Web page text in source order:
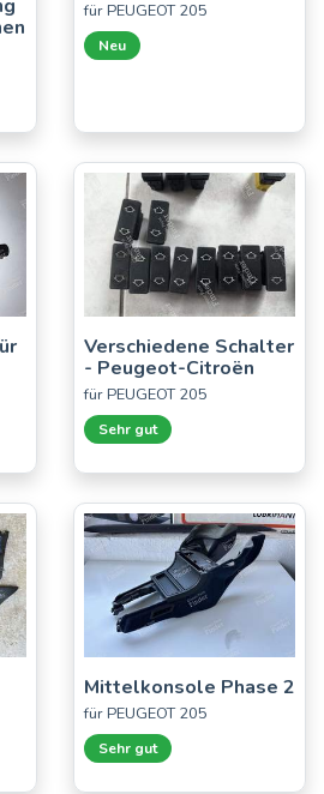
für PEUGEOT 205
Neu
Verschiedene Schalter
- Peugeot-Citroën
für PEUGEOT 205
Sehr gut
Mittelkonsole Phase 2
für PEUGEOT 205
Sehr gut